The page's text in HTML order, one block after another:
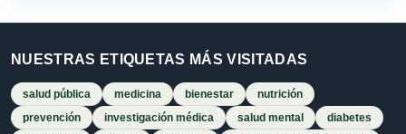
NUESTRAS ETIQUETAS MÁS VISITADAS
salud pública medicina bienestar
nutrición
prevención
investigación médica salud mental
diabetes